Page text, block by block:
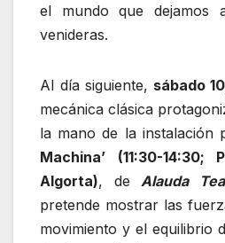
el mundo que dejamos
venideras.
Al día siguiente, sábado 10
mecánica clásica
la mano de la instalación
Machina’
(11:30-14:30;
Algorta), deAlauda
pretende mostrar las
movimiento y el equilibrio